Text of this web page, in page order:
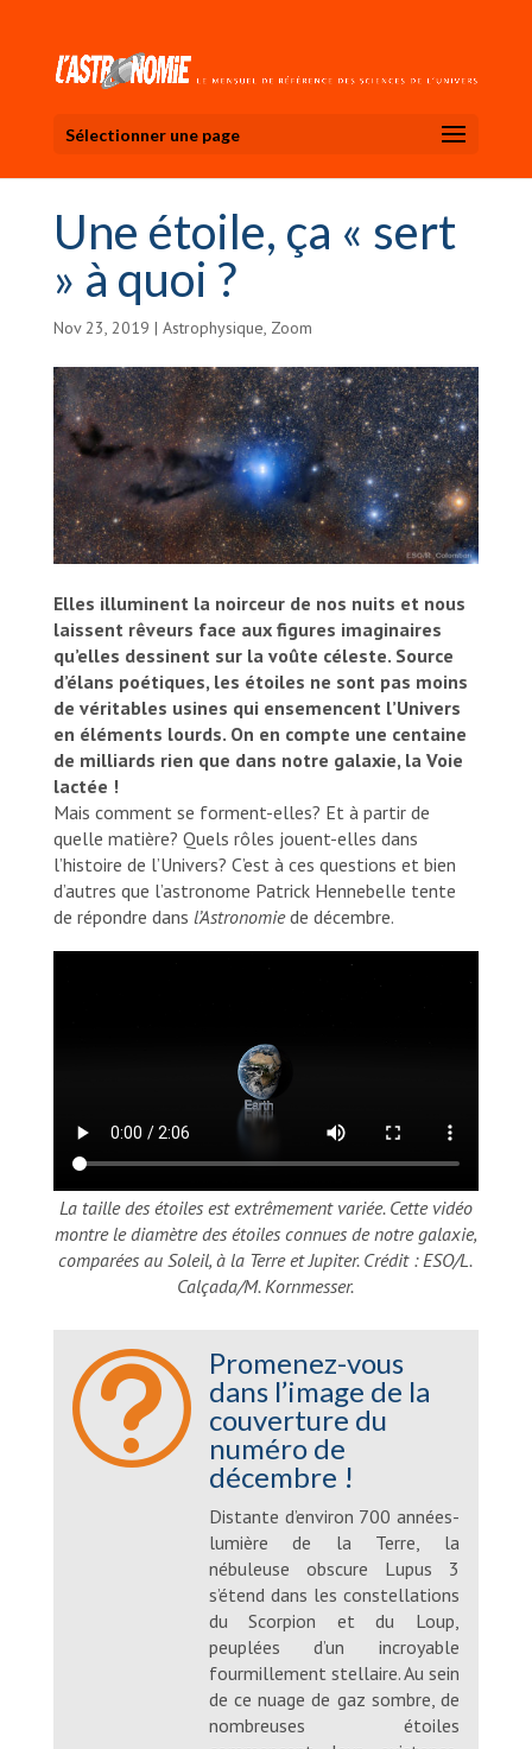
Sélectionner une page
Une étoile, ça « sert
» à quoi ?
Nov 23, 2019 | Astrophysique, Zoom
Elles illuminent la noirceur de nos nuits et nous
laissent rêveurs face aux figures imaginaires
qu’elles dessinent sur la voûte céleste. Source
d’élans poétiques, les étoiles ne sont pas moins
de véritables usines qui ensemencent l’Univers
en éléments lourds. On en compte une centaine
de milliards rien que dans notre galaxie, la Voie
lactée !
Mais comment se forment-elles? Et à partir de
quelle matière? Quels rôles jouent-elles dans
l’histoire de l’Univers? C’est à ces questions et bien
d’autres que l’astronome Patrick Hennebelle tente
de répondre dans l’Astronomiede décembre.
La taille des étoiles est extrêmement variée. Cette vidéo
montre le diamètre des étoiles connues de notre galaxie,
comparées au Soleil, à la Terre et Jupiter. Crédit : ESO/L.
Calçada/M. Kornmesser.
t Promenez-vous
dans l’image de la
couverture du
numéro de
décembre !
Distante d’environ 700 années-
lumière de la Terre, la
nébuleuse obscure Lupus 3
s’étend dans les constellations
du Scorpion et du Loup,
peuplées d’un incroyable
fourmillement stellaire. Au sein
de ce nuage de gaz sombre, de
nombreuses étoiles